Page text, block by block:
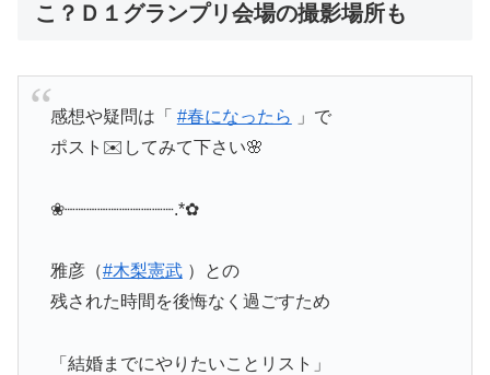
こ？Ｄ１グランプリ会場の撮影場所も
感想や疑問は「 #春になったら
」で
ポスト✉️してみて下さい🌸
❀┈┈┈┈┈┈┈┈┈┈.*✿
雅彦（#木梨憲武）との
残された時間を後悔なく過ごすため
「結婚までにやりたいことリスト」